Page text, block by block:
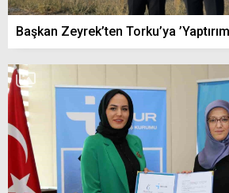
Başkan Zeyrek’ten Torku’ya